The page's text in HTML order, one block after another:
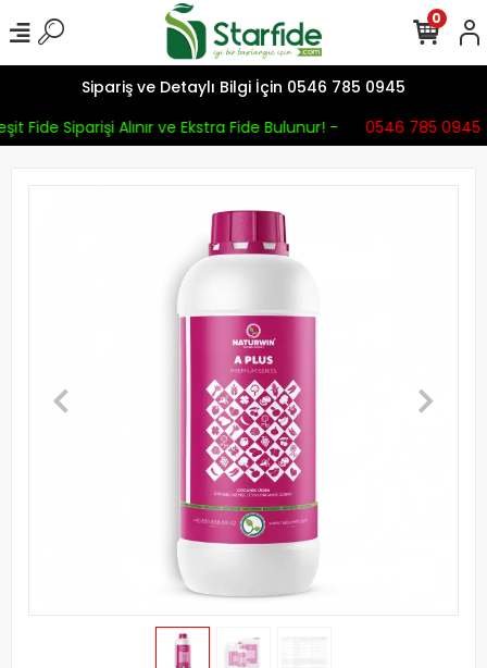
Sipariş ve Detaylı Bilgi İçin 0546 785 0945
Fide Siparişi Alınır ve Ekstra Fide Bulunur! -
0546 785 0945
0